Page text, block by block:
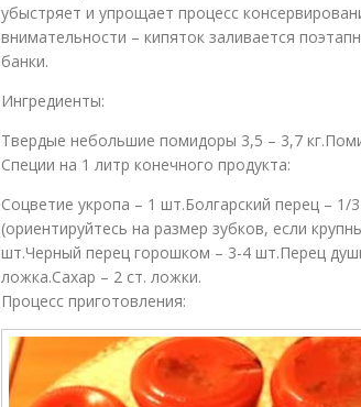
убыстряет и упрощает процесс
внимательности – кипяток заливается
банки.
Ингредиенты:
Твердые небольшие помидоры 3,5 – 3,7
Специи на 1 литр конечного продукта:
Соцветие укропа – 1 шт.Болгарский перец – 1/
(ориентируйтесь на размер зубков, если
шт.Черный перец горошком – 3-4 шт.Перец
ложка.Сахар – 2 ст. ложки.
Процесс приготовления: